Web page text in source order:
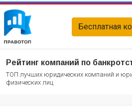
Бесплатная
Рейтинг компаний по
ТОП лучших юридических компаний и
физических лиц